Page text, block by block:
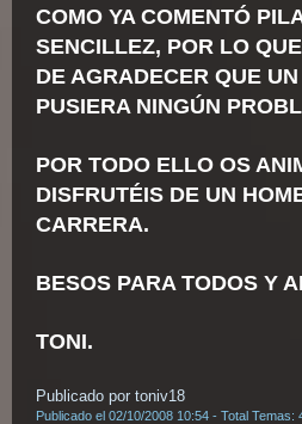
COMO YA COMENTÓ
SENCILLEZ, POR LO
DE AGRADECER QUE
PUSIERA NINGÚN
POR TODO ELLO OS
DISFRUTÉIS DE UN
CARRERA.
BESOS PARA TODOS Y
TONI.
Publicado por toniv18
Publicado el 02/10/2008 10:54 - Total Temas: